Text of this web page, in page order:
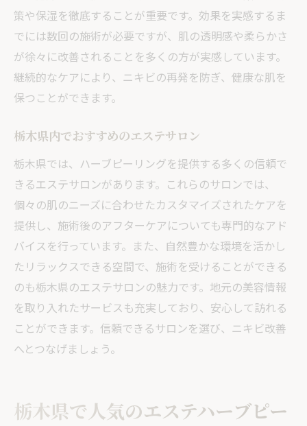
ハーブピーリングでニキビを予防する方法
施術後の肌のベストな状態を保つには
栃木県で評判の高いエステサロン
健康的な美肌を維持するための日常ケア
策や保湿を徹底することが重要です。効果を実感するま
でには数回の施術が必要ですが、肌の透明感や柔らかさ
が徐々に改善されることを多くの方が実感しています。
継続的なケアにより、ニキビの再発を防ぎ、健康な肌を
保つことができます。
栃木県内でおすすめのエステサロン
栃木県では、ハーブピーリングを提供する多くの信頼で
きるエステサロンがあります。これらのサロンでは、
個々の肌のニーズに合わせたカスタマイズされたケアを
提供し、施術後のアフターケアについても専門的なアド
バイスを行っています。また、自然豊かな環境を活かし
たリラックスできる空間で、施術を受けることができる
のも栃木県のエステサロンの魅力です。地元の美容情報
を取り入れたサービスも充実しており、安心して訪れる
ことができます。信頼できるサロンを選び、ニキビ改善
へとつなげましょう。
栃木県で人気のエステハーブピー